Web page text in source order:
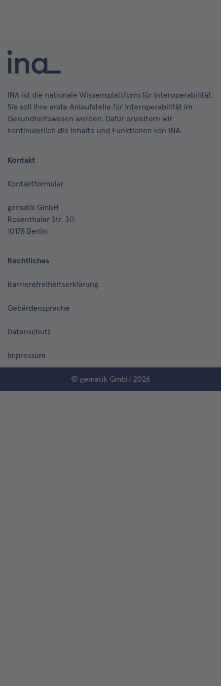
INA ist die nationale Wissensplattform für Interoperabilität.
Sie soll Ihre erste Anlaufstelle für Interoperabilität im
Gesundheitswesen werden. Dafür erweitern wir
kontinuierlich die Inhalte und Funktionen von INA.
Kontakt
Kontaktformular
gematik GmbH
Rosenthaler Str. 30
10178 Berlin
Rechtliches
Barrierefreiheitserklärung
Gebärdensprache
Datenschutz
Impressum
© gematik GmbH 2026